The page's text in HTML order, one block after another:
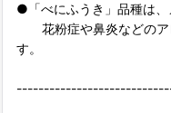
●「べにふうき」品種は、
花粉症や鼻炎などのア
す。